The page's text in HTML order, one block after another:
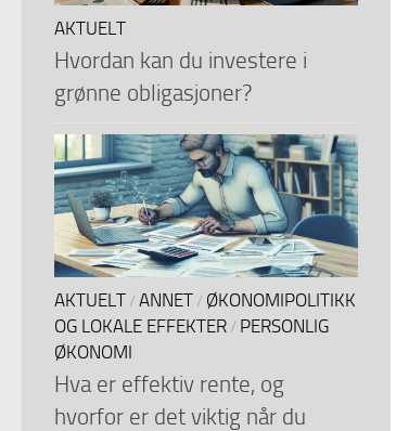
AKTUELT
Hvordan kan du investere i
grønne obligasjoner?
AKTUELT / ANNET / ØKONOMIPOLITIKK
OG LOKALE EFFEKTER / PERSONLIG
ØKONOMI
Hva er effektiv rente, og
hvorfor er det viktig når du